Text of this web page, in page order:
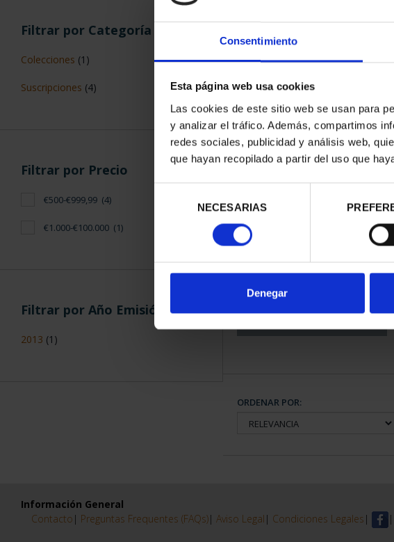
Consentimiento
Esta página web usa cookies
Las cookies de este sitio web se usan para
y analizar el tráfico. Además, compartimos
redes sociales, publicidad y análisis web,
que hayan recopilado a partir del uso que
consentimiento
NECESARIAS
Denegar
Filtrar por Categoría
Colecciones (1)
Suscripciones (4)
Filtrar por Precio
€500-€999,99 (4)
€1.000-€100.000 (1)
Filtrar por Año Emisión
2013 (1)
SUSCRIPCIÓN CAPITALES DE
PROVINCIA 1
949,00 €
Sólo para usuarios registrados
COLECCION COMPLET...
3.796,00 €
ORDENAR POR:
Información General
Contacto | Preguntas Frequentes (FAQs)| Aviso Legal | Condiciones Legales | |